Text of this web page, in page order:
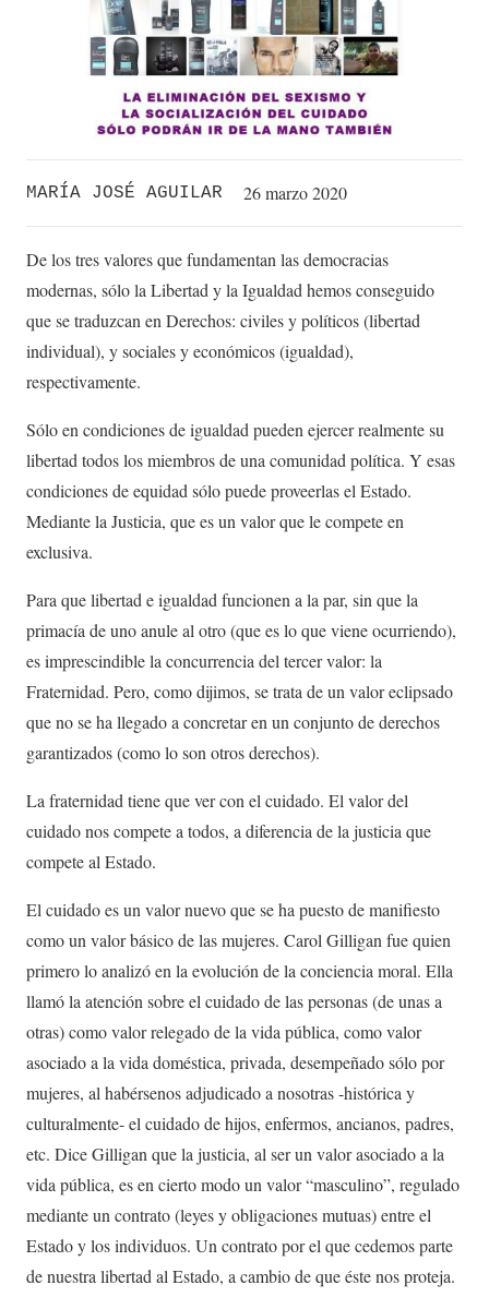
MARÍA JOSÉ AGUILAR 26 marzo 2020
De los tres valores que fundamentan las democracias
modernas, sólo la Libertad y la Igualdad hemos conseguido
que se traduzcan en Derechos: civiles y políticos (libertad
individual), y sociales y económicos (igualdad),
respectivamente.
Sólo en condiciones de igualdad pueden ejercer realmente su
libertad todos los miembros de una comunidad política. Y esas
condiciones de equidad sólo puede proveerlas el Estado.
Mediante la Justicia, que es un valor que le compete en
exclusiva.
Para que libertad e igualdad funcionen a la par, sin que la
primacía de uno anule al otro (que es lo que viene ocurriendo),
es imprescindible la concurrencia del tercer valor: la
Fraternidad. Pero, como dijimos, se trata de un valor eclipsado
que no se ha llegado a concretar en un conjunto de derechos
garantizados (como lo son otros derechos).
La fraternidad tiene que ver con el cuidado. El valor del
cuidado nos compete a todos, a diferencia de la justicia que
compete al Estado.
El cuidado es un valor nuevo que se ha puesto de manifiesto
como un valor básico de las mujeres. Carol Gilligan fue quien
primero lo analizó en la evolución de la conciencia moral. Ella
llamó la atención sobre el cuidado de las personas (de unas a
otras) como valor relegado de la vida pública, como valor
asociado a la vida doméstica, privada, desempeñado sólo por
mujeres, al habérsenos adjudicado a nosotras -histórica y
culturalmente- el cuidado de hijos, enfermos, ancianos, padres,
etc. Dice Gilligan que la justicia, al ser un valor asociado a la
vida pública, es en cierto modo un valor “masculino”, regulado
mediante un contrato (leyes y obligaciones mutuas) entre el
Estado y los individuos. Un contrato por el que cedemos parte
de nuestra libertad al Estado, a cambio de que éste nos proteja.